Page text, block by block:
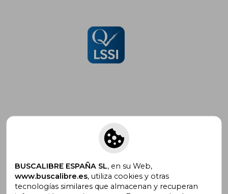
Suscríbete para recibir ofertas y
promociones
BUSCALIBRE ESPAÑA SL, en su Web,
www.buscalibre.es, utiliza cookies y otras
tecnologías similares que almacenan y recuperan